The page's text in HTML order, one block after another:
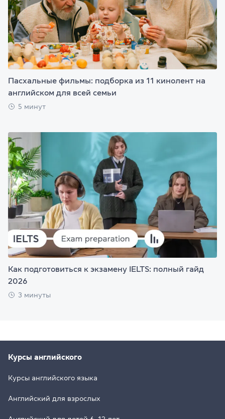
Пасхальные фильмы: подборка из 11 кинолент на
английском для всей семьи
5 минут
Как подготовиться к экзамену IELTS: полный гайд
2026
3 минуты
Курсы английского
Курсы английского языка
Английский для взрослых